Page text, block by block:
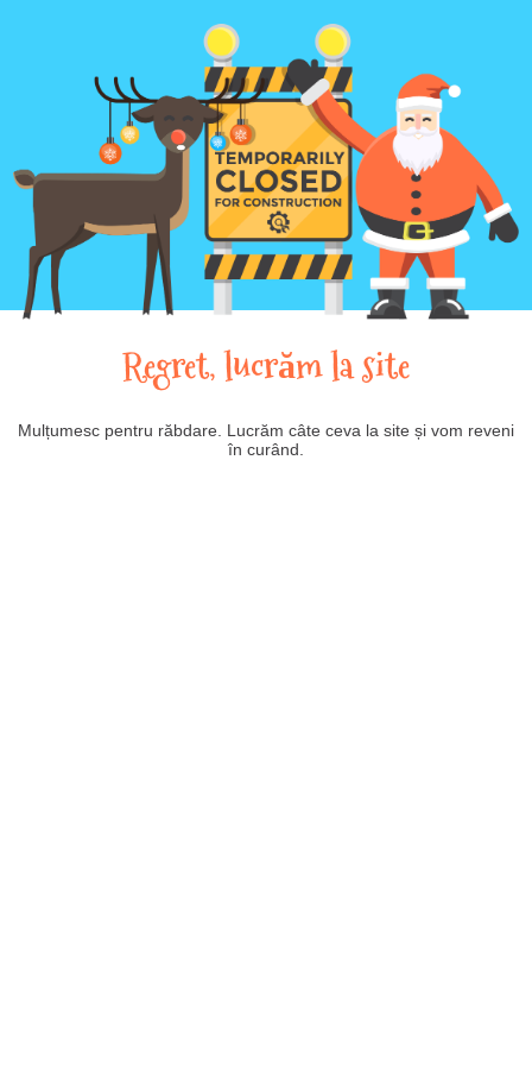
Regret, lucrăm la site
Mulțumesc pentru răbdare. Lucrăm câte ceva la site și vom reveni
în curând.